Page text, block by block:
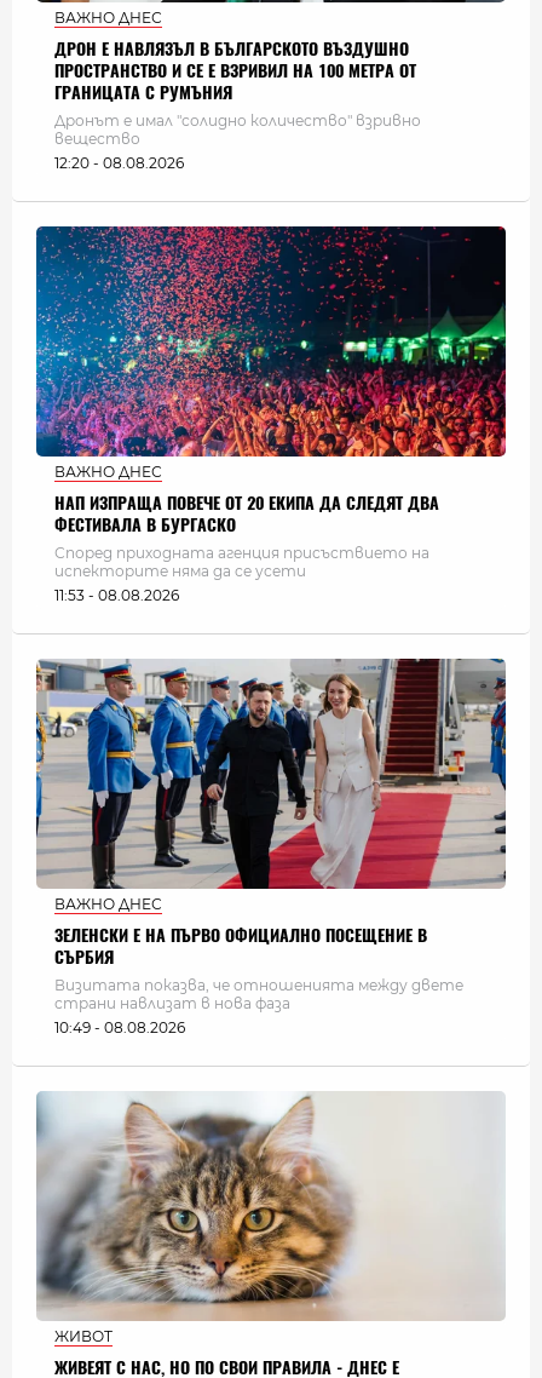
ВАЖНО ДНЕС
ДРОН Е НАВЛЯЗЪЛ В БЪЛГАРСКОТО ВЪЗДУШНО
ПРОСТРАНСТВО И СЕ Е ВЗРИВИЛ НА 100 МЕТРА ОТ
ГРАНИЦАТА С РУМЪНИЯ
Дронът е имал "солидно количество" взривно
вещество
12:20 - 08.08.2026
ВАЖНО ДНЕС
НАП ИЗПРАЩА ПОВЕЧЕ ОТ 20 ЕКИПА ДА СЛЕДЯТ ДВА
ФЕСТИВАЛА В БУРГАСКО
Според приходната агенция присъствието на
испекторите няма да се усети
11:53 - 08.08.2026
ВАЖНО ДНЕС
ЗЕЛЕНСКИ Е НА ПЪРВО ОФИЦИАЛНО ПОСЕЩЕНИЕ В
СЪРБИЯ
Визитата показва, че отношенията между двете
страни навлизат в нова фаза
10:49 - 08.08.2026
ЖИВОТ
ЖИВЕЯТ С НАС, НО ПО СВОИ ПРАВИЛА - ДНЕС Е